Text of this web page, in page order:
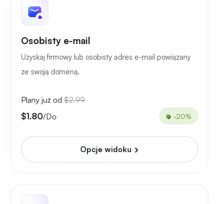
Osobisty e-mail
Uzyskaj firmowy lub osobisty adres e-mail powiązany
ze swoją domeną.
Plany już od $2.99
$1.80/Do -20%
Opcje widoku